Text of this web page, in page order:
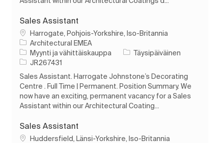
Sales Assistant
PaikkaHarrogate, Pohjois-Yorkshire, Iso-Britannia
Architectural EMEA
Luokka
Myynti ja vähittäiskauppa Työn tyyppi
Täysipäiväinen
Työn tunnus
JR267431
Sales Assistant. Harrogate Johnstone’s Decorating
Centre . Full Time | Permanent. Position Summary. We
now have an exciting, permanent vacancy for a Sales
Assistant within our Architectural Coating...
Sales Assistant
PaikkaHuddersfield, Länsi-Yorkshire, Iso-Britannia